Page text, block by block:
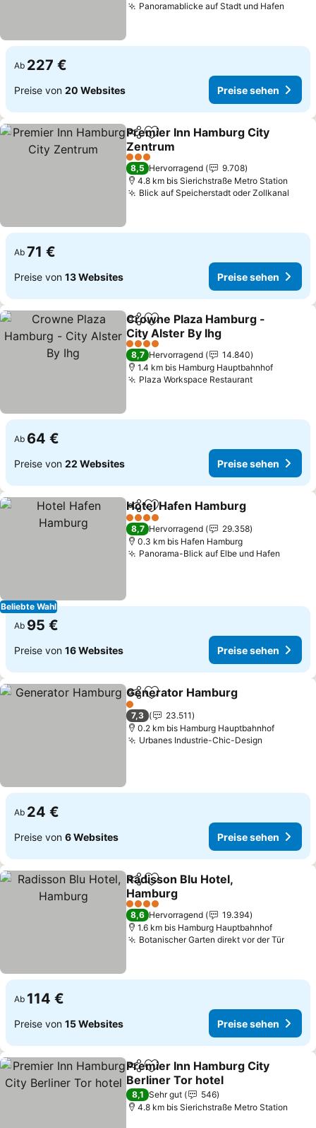
Panoramablicke auf Stadt und Hafen
Ab 227 €
Preise von 20 Websites Preise sehen
TeilenZu Favoriten hinzufügen
Premier Inn Hamburg City
Zentrum
3 Sterne
8,5 Hervorragend
9.708
4.8 km bis Sierichstraße Metro Station
Blick auf Speicherstadt oder Zollkanal
Ab 71 €
Preise von 13 Websites Preise sehen
TeilenZu Favoriten hinzufügen
Crowne Plaza Hamburg -
City Alster By Ihg
4 Sterne
8,7 Hervorragend
14.840
1.4 km bis Hamburg Hauptbahnhof
Plaza Workspace Restaurant
Ab 64 €
Preise von 22 Websites Preise sehen
Beliebte Wahl
TeilenZu Favoriten hinzufügen
Hotel Hafen Hamburg
4 Sterne
8,7 Hervorragend
29.358
0.3 km bis Hafen Hamburg
Panorama-Blick auf Elbe und Hafen
Ab 95 €
Preise von 16 Websites Preise sehen
TeilenZu Favoriten hinzufügen
Generator Hamburg
1 Sterne
7,3
23.511
0.2 km bis Hamburg Hauptbahnhof
Urbanes Industrie-Chic-Design
Ab 24 €
Preise von 6 Websites Preise sehen
TeilenZu Favoriten hinzufügen
Radisson Blu Hotel,
Hamburg
4 Sterne
8,6 Hervorragend
19.394
1.6 km bis Hamburg Hauptbahnhof
Botanischer Garten direkt vor der Tür
Ab 114 €
Preise von 15 Websites Preise sehen
TeilenZu Favoriten hinzufügen
Premier Inn Hamburg City
Berliner Tor hotel
8,1 Sehr gut
546
4.8 km bis Sierichstraße Metro Station